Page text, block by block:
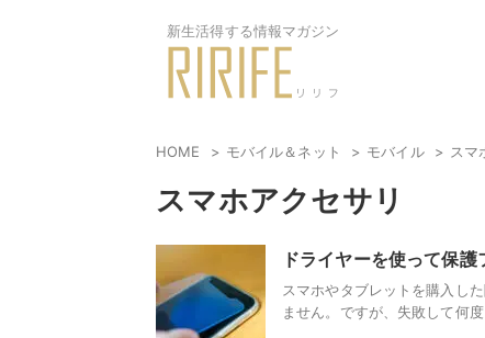
新生活得する情報マガジン
HOME モバイル＆ネット モバイル スマ
スマホアクセサリ
ドライヤーを使って保
スマホやタブレットを購入し
ません。ですが、失敗して何